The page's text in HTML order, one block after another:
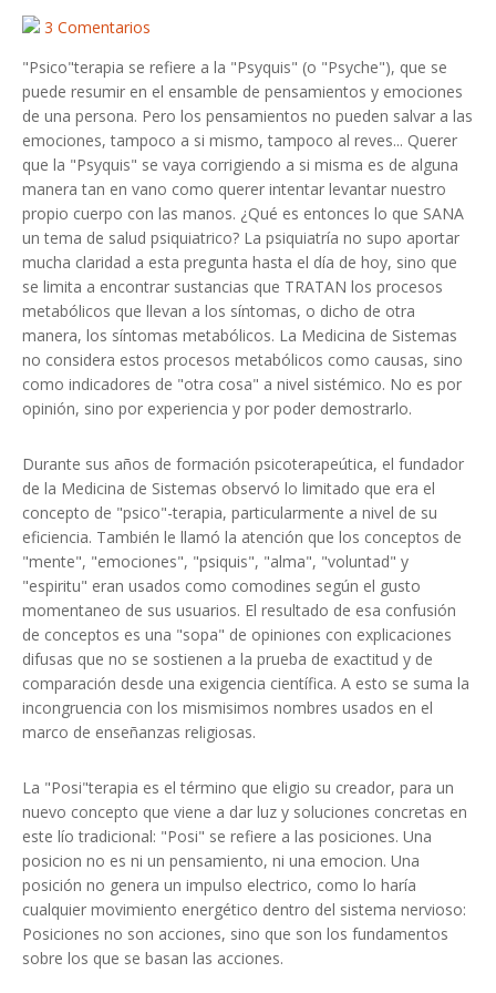
3 Comentarios
"Psico"terapia se refiere a la "Psyquis" (o "Psyche"), que se
puede resumir en el ensamble de pensamientos y emociones
de una persona. Pero los pensamientos no pueden salvar a las
emociones, tampoco a si mismo, tampoco al reves... Querer
que la "Psyquis" se vaya corrigiendo a si misma es de alguna
manera tan en vano como querer intentar levantar nuestro
propio cuerpo con las manos. ¿Qué es entonces lo que SANA
un tema de salud psiquiatrico? La psiquiatría no supo aportar
mucha claridad a esta pregunta hasta el día de hoy, sino que
se limita a encontrar sustancias que TRATAN los procesos
metabólicos que llevan a los síntomas, o dicho de otra
manera, los síntomas metabólicos. La Medicina de Sistemas
no considera estos procesos metabólicos como causas, sino
como indicadores de "otra cosa" a nivel sistémico. No es por
opinión, sino por experiencia y por poder demostrarlo.
Durante sus años de formación psicoterapeútica, el fundador
de la Medicina de Sistemas observó lo limitado que era el
concepto de "psico"-terapia, particularmente a nivel de su
eficiencia. También le llamó la atención que los conceptos de
"mente", "emociones", "psiquis", "alma", "voluntad" y
"espiritu" eran usados como comodines según el gusto
momentaneo de sus usuarios. El resultado de esa confusión
de conceptos es una "sopa" de opiniones con explicaciones
difusas que no se sostienen a la prueba de exactitud y de
comparación desde una exigencia científica. A esto se suma la
incongruencia con los mismisimos nombres usados en el
marco de enseñanzas religiosas.
La "Posi"terapia es el término que eligio su creador, para un
nuevo concepto que viene a dar luz y soluciones concretas en
este lío tradicional: "Posi" se refiere a las posiciones. Una
posicion no es ni un pensamiento, ni una emocion. Una
posición no genera un impulso electrico, como lo haría
cualquier movimiento energético dentro del sistema nervioso:
Posiciones no son acciones, sino que son los fundamentos
sobre los que se basan las acciones.